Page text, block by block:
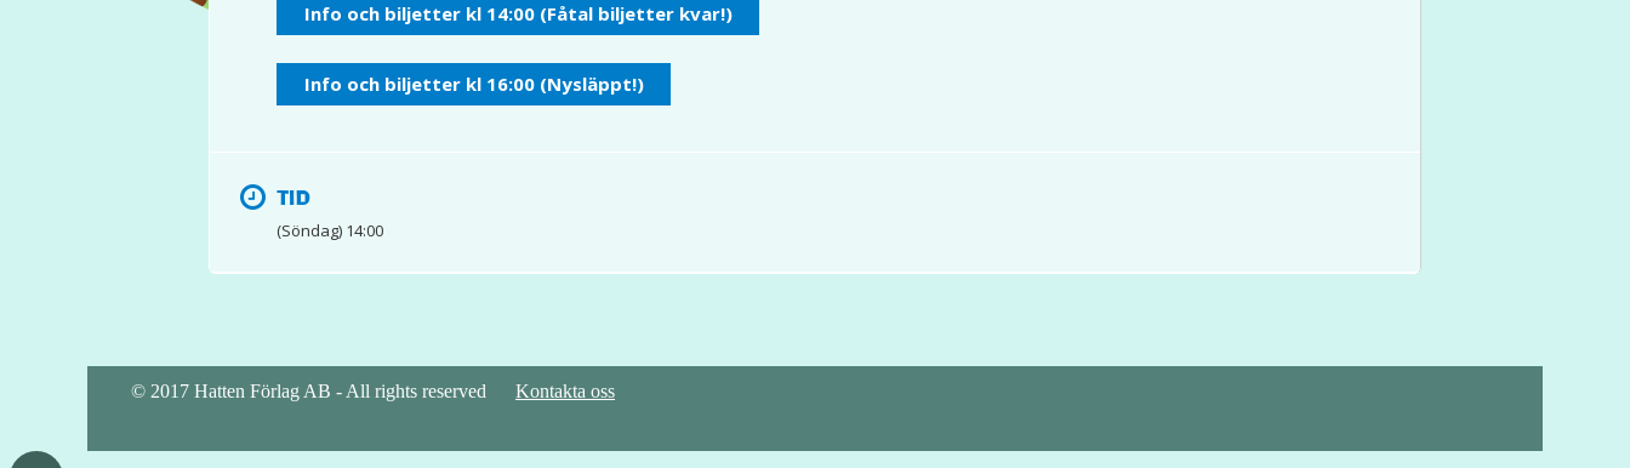
Info och biljetter kl 14:00 (Fåtal biljetter kvar!)
Info och biljetter kl 16:00 (Nysläppt!)
TID
(Söndag) 14:00
© 2017 Hatten Förlag AB - All rights reserved Kontakta oss